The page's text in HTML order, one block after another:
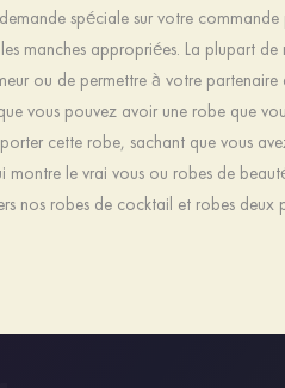
spéciale sur votre
manches appropriées. La plupart
ou de permettre à votre
vous pouvez avoir une robe que
cette robe, sachant que vous
le vrai vous ou robes de
nos robes de cocktail et robes deux